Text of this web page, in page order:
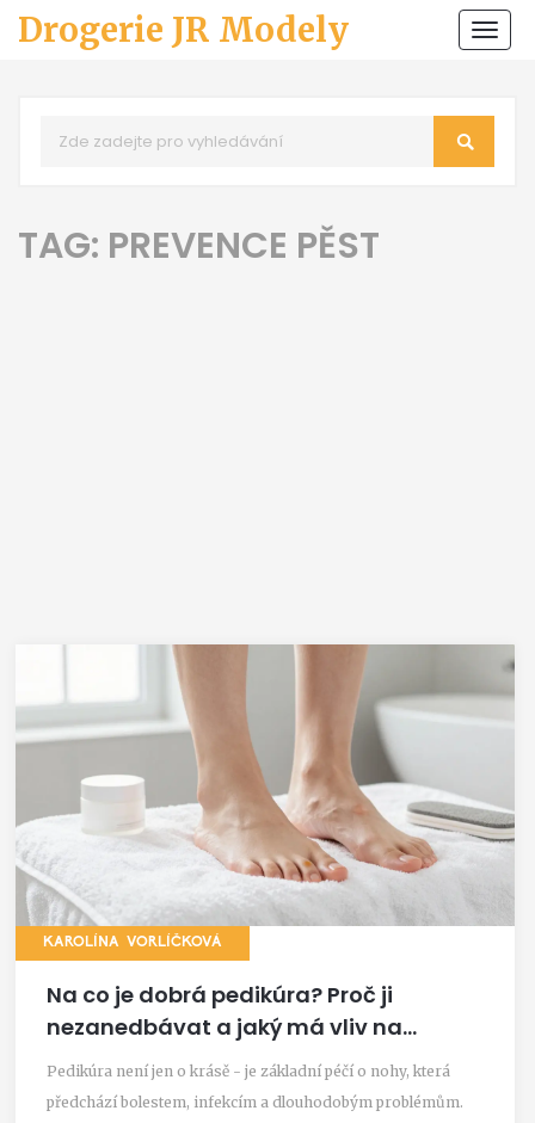
Drogerie JR Modely
TAG: PREVENCE PĚST
KAROLÍNA VORLÍČKOVÁ
Na co je dobrá pedikúra? Proč ji
nezanedbávat a jaký má vliv na
celkové zdraví nohou
Pedikúra není jen o krásě - je základní péčí o nohy, která
předchází bolestem, infekcím a dlouhodobým problémům.